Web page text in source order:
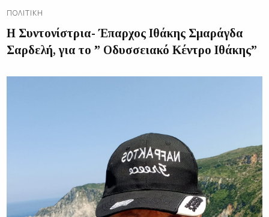
ΠΟΛΙΤΙΚΉ
Η Συντονίστρια- Έπαρχος Ιθάκης Σμαράγδα
Σαρδελή, για το ” Οδυσσειακό Κέντρο Ιθάκης”